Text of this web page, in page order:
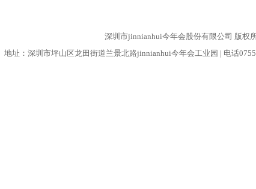
深圳市jinnianhui今年会股份有限公司 版权
地址：深圳市坪山区龙田街道兰景北路jinnianhui今年会工业园 | 电话